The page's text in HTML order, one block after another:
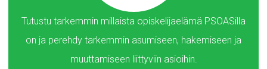
Tutustu tarkemmin millaista opiskelijaelämä PSOASilla
on ja perehdy tarkemmin asumiseen, hakemiseen ja
muuttamiseen liittyviin asioihin.